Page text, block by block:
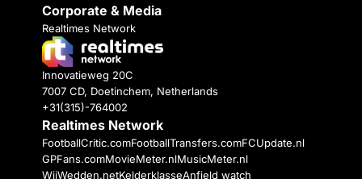
Corporate & Media
Realtimes Network
Innovatieweg 20C
7007 CD, Doetinchem, Netherlands
+31(315)-764002
Realtimes Network
FootballCritic.comFootballTransfers.comFCUpdate.nl
GPFans.comMovieMeter.nlMusicMeter.nl
WijWedden.netKelderklasseAnfield watch